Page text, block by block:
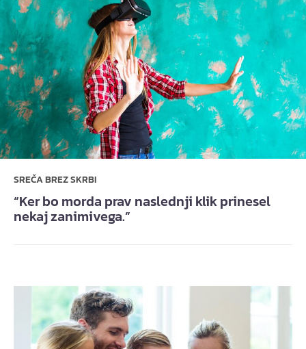
SREČA BREZ SKRBI
“Ker bo morda prav naslednji klik prinesel
nekaj zanimivega.”